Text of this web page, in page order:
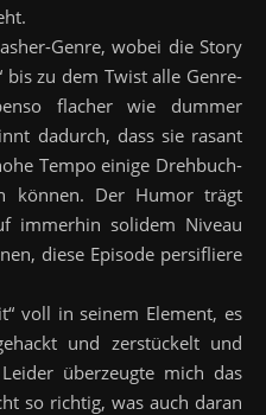
Genre, wobei die Story
bis zu dem Twist alle Genre-
flacher wie dummer
dadurch, dass sie rasant
Tempo einige Drehbuch-
können. Der Humor trägt
immerhin solidem Niveau
diese Episode persifliere
voll in seinem Element, es
und zerstückelt und
überzeugte mich das
so richtig, was auch daran